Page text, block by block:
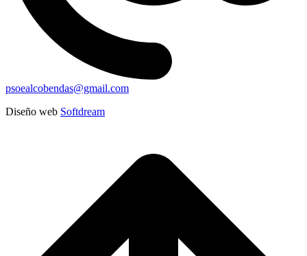
psoealcobendas@gmail.com
Diseño web Softdream